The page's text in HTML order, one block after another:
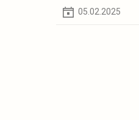
05.02.2025